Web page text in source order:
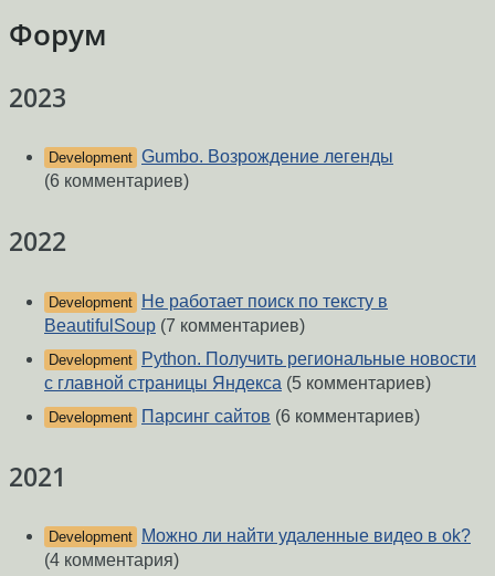
Форум
2023
Development Gumbo. Возрождение легенды
(6 комментариев)
2022
Development
Не работает поиск по тексту в
BeautifulSoup (7 комментариев)
Development
Python. Получить региональные новости
с главной страницы Яндекса (5 комментариев)
Development Парсинг сайтов (6 комментариев)
2021
Development
Можно ли найти удаленные видео в ok?
(4 комментария)